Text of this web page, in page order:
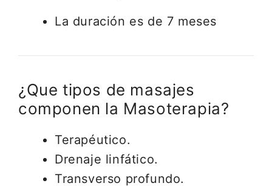
La duración es de 7 meses
¿Que tipos de masajes
componen la Masoterapia?
Terapéutico.
Drenaje linfático.
Transverso profundo.